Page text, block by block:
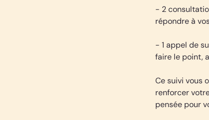
- 2
répondre à
- 1 appel de
faire le point,
Ce suivi vous
renforcer
pensée pour